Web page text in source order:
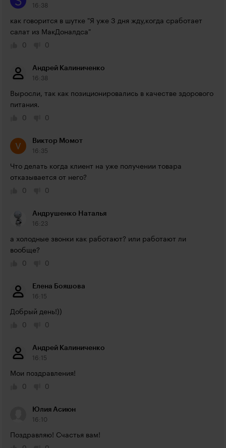
16:38
как говорится в шутке "Я уже 3 дня жду,когда сработает
салат из МакДоналдса"
0
0
Андрей Калиниченко
16:38
Выросли, так как позиционировались в качестве здорового
питания.
0
0
Виктор Момот
16:35
Что делать когда клиент на уже получении товара
отказывается от него?
0
0
Андрушенко Наталья
16:23
а холодные звонки как работают? или работают ли
вообще?
0
0
Елена Бояшова
16:15
Добрый день!))
0
0
Андрей Калиниченко
16:15
Мои поздравления!
0
0
Юлия Асиюн
16:10
Поздравляю! Счастья вам!